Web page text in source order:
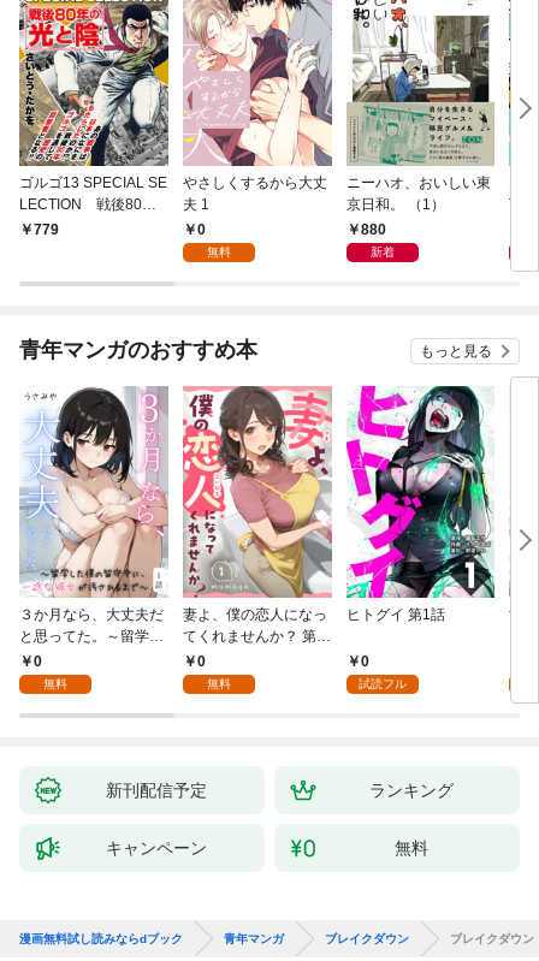
ゴルゴ13 SPECIAL SE
LECTION 戦後80年
の光と陰
779
やさしくするから大丈
夫 1
0
無料
ニーハオ、おいしい東
京日和。 （1）
880
新着
TY
青年マンガのおすすめ本 もっと見る
３か月なら、大丈夫だ
と思ってた。～留学し
た僕の留守中に、一途
な彼女が汚されるまで
0
無料
妻よ、僕の恋人になっ
てくれませんか？ 第1
話0
無料
ヒトグイ 第1話
0
試読フル
世
新刊配信予定 ランキング
キャンペーン 無料
漫画無料試し読みならdブック 青年マンガ ブレイクダウン ブレイクダウ